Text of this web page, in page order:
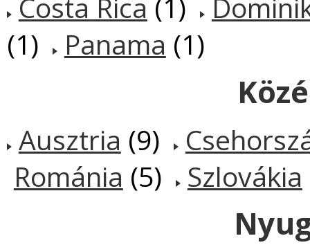
Costa Rica (1)
(1)
Panama (1)
Ausztria (9)
Románia (5) Szlovákia